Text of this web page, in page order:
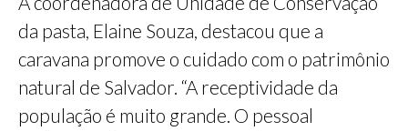
da pasta, Elaine Souza, destacou que a
caravana promove o cuidado com o patrimônio
natural de Salvador. “A receptividade da
população é muito grande. O pessoal